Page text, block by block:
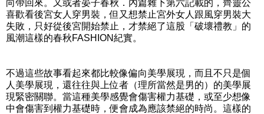
向帶回來。又或者晏子春秋．內篇雜下第六記載的，齊靈公
喜歡看後宮女人穿男裝，但又想禁止宮外女人跟風穿男裝大
失敗，只好從後宮開始禁止，才禁絕了這股「破壞禮教」的
風潮這樣的春秋FASHION紀實。
不過這些故事看起來都比較像偏向美學展現，而且不只是個
人美學展現，還往往與上位者（理所當然是男的）的美學展
現緊密關聯。當這種美學感覺會傷害權力基礎，或至少想像
中會傷害到權力基礎時，便會成為應該禁絕的時尚。這樣的